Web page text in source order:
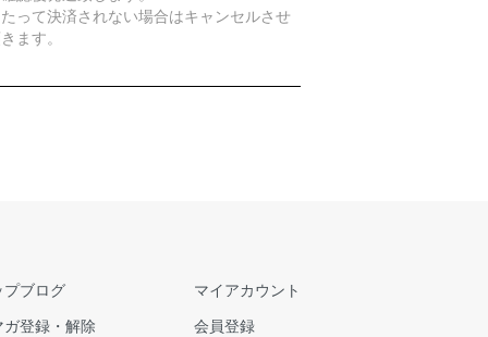
たって決済されない場合はキャンセルさせ
ます。
プブログ
ガ登録・解除
マイアカウント
会員登録